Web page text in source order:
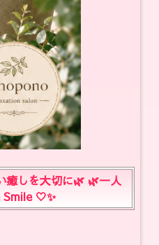
しを大切に🌿 🌿一人
🤍✨